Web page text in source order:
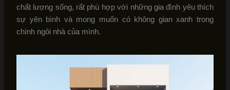
chất lượng sống, rất phù hợp với những gia đình yêu thích
sự yên bình và mong muốn có không gian xanh trong
chính ngôi nhà của mình.